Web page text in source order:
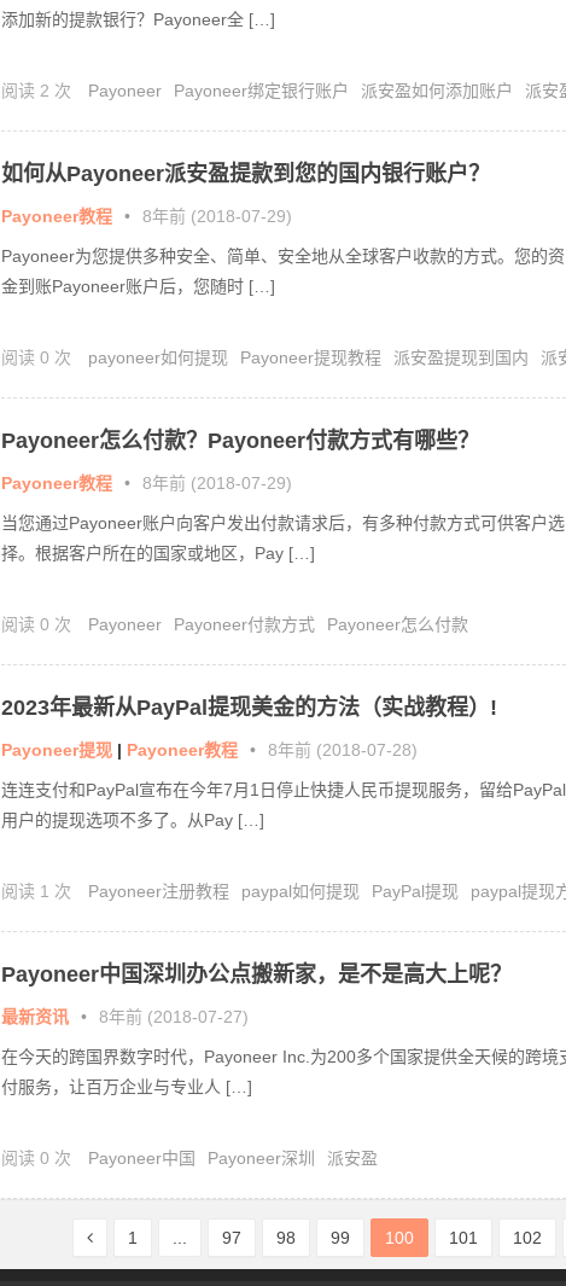
添加新的提款银行？Payoneer全 […]
阅读 2 次 Payoneer Payoneer绑定银行账户 派安盈如何添加账户
派安
如何从Payoneer派安盈提款到您的国内银行账户？
Payoneer教程 • 8年前 (2018-07-29)
Payoneer为您提供多种安全、简单、安全地从全球客户收款的方式。您的资
金到账Payoneer账户后，您随时 […]
阅读 0 次 payoneer如何提现 Payoneer提现教程 派安盈提现到国内
派
Payoneer怎么付款？Payoneer付款方式有哪些？
Payoneer教程 • 8年前 (2018-07-29)
当您通过Payoneer账户向客户发出付款请求后，有多种付款方式可供客户选
择。根据客户所在的国家或地区，Pay […]
阅读 0 次 Payoneer Payoneer付款方式 Payoneer怎么付款
2023年最新从PayPal提现美金的方法（实战教程）!
Payoneer提现 | Payoneer教程 • 8年前 (2018-07-28)
连连支付和PayPal宣布在今年7月1日停止快捷人民币提现服务，留给PayPal
用户的提现选项不多了。从Pay […]
阅读 1 次 Payoneer注册教程 paypal如何提现 PayPal提现
paypal提现
Payoneer中国深圳办公点搬新家，是不是高大上呢？
最新资讯 • 8年前 (2018-07-27)
在今天的跨国界数字时代，Payoneer Inc.为200多个国家提供全天候的跨境
付服务，让百万企业与专业人 […]
阅读 0 次 Payoneer中国 Payoneer深圳 派安盈
1 97 98 99 100 101 102